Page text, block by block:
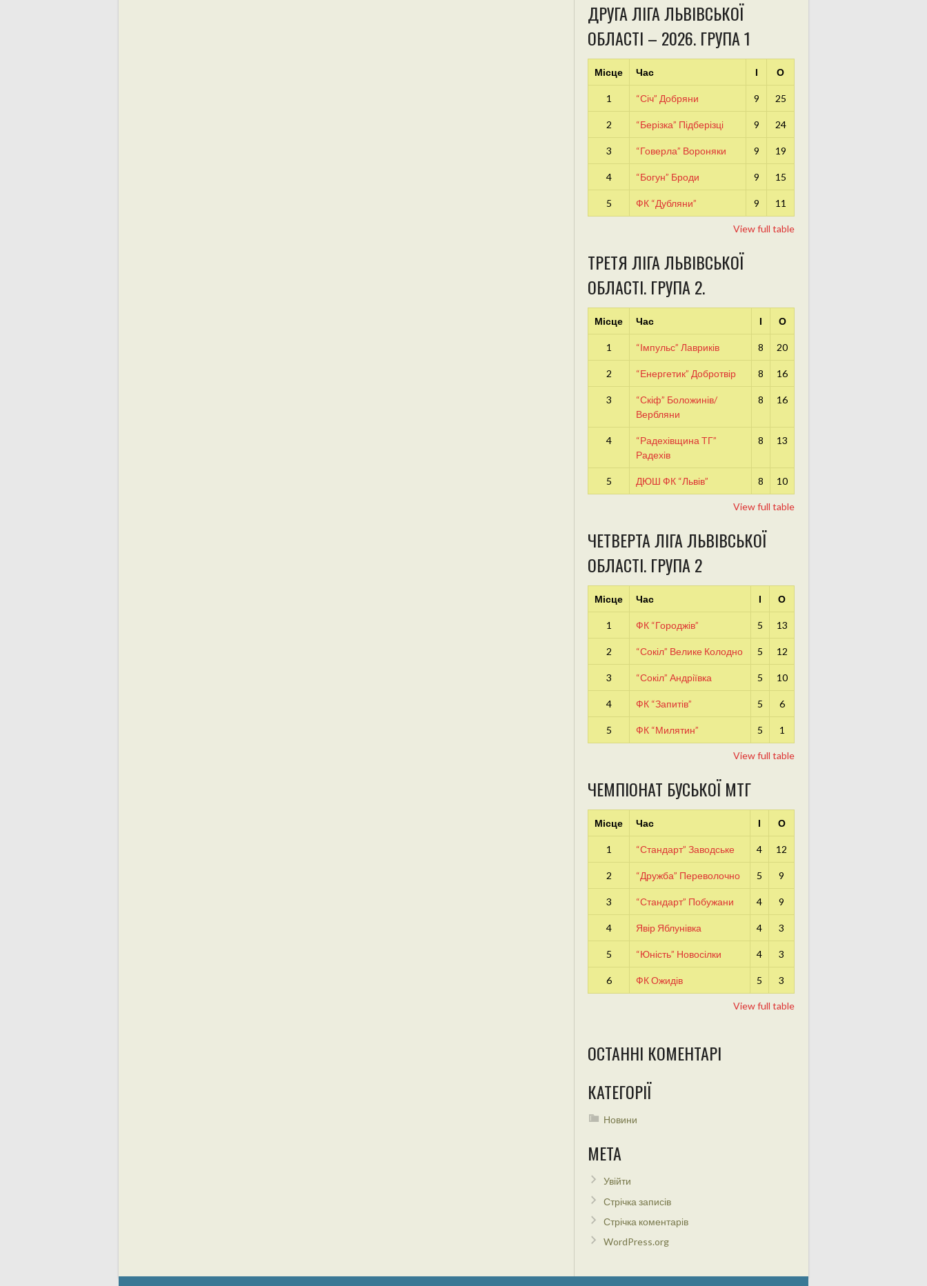
ДРУГА ЛІГА ЛЬВІВСЬКОЇ
ОБЛАСТІ – 2026. ГРУПА 1
Місце Час І О
1 “Січ” Добряни 9 25
2 “Берізка” Підберізці 9 24
3 “Говерла” Вороняки 9 19
4 “Богун” Броди 9 15
5 ФК “Дубляни” 9 11
View full table
ТРЕТЯ ЛІГА ЛЬВІВСЬКОЇ
ОБЛАСТІ. ГРУПА 2.
Місце Час І О
1 “Імпульс” Лавриків 8 20
2 “Енергетик” Добротвір 8 16
3
“Скіф” Боложинів/
Вербляни
8 16
4
“Радехівщина ТГ”
Радехів
8 13
5 ДЮШ ФК “Львів” 8 10
View full table
ЧЕТВЕРТА ЛІГА ЛЬВІВСЬКОЇ
ОБЛАСТІ. ГРУПА 2
Місце Час І О
1 ФК “Городжів” 5 13
2 “Сокіл” Велике Колодно 5 12
3 “Сокіл” Андріївка 5 10
4 ФК “Запитів” 5 6
5 ФК “Милятин” 5 1
View full table
ЧЕМПІОНАТ БУСЬКОЇ МТГ
Місце Час І О
1 “Стандарт” Заводське 4 12
2 “Дружба” Переволочно 5 9
3 “Стандарт” Побужани 4 9
4 Явір Яблунівка 4 3
5 “Юність” Новосілки 4 3
6 ФК Ожидів 5 3
View full table
ОСТАННІ КОМЕНТАРІ
КАТЕГОРІЇ
Новини
МЕТА
Увійти
Стрічка записів
Стрічка коментарів
WordPress.org